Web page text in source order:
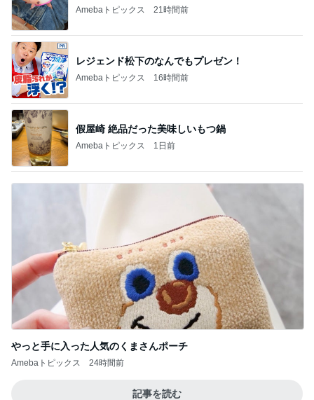
Amebaトピックス 21時間前
レジェンド松下のなんでもプレゼン！
Amebaトピックス 16時間前
假屋崎 絶品だった美味しいもつ鍋
Amebaトピックス 1日前
やっと手に入った人気のくまさんポーチ
Amebaトピックス 24時間前
記事を読む